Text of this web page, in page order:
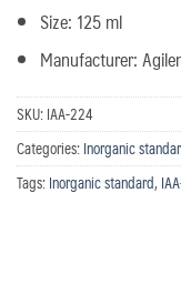
Size: 125 ml
Manufacturer:
SKU:IAA-224
Categories:Inorganic
Tags:Inorganic standard,